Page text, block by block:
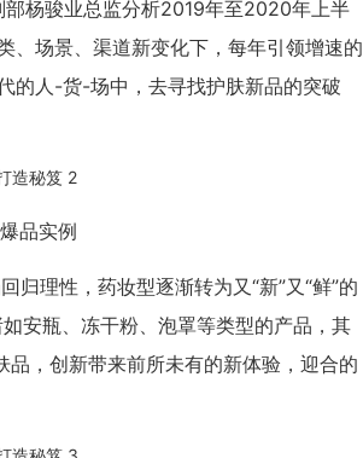
部杨骏业总监分析2019年至2020年上半
、场景、渠道新变化下，每年引领增速的
的人-货-场中，去寻找护肤新品的突破
品实例
理性，药妆型逐渐转为又“新”又“鲜”的
安瓶、冻干粉、泡罩等类型的产品，其
品，创新带来前所未有的新体验，迎合的